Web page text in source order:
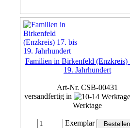
Familien in Birkenfeld (Enzkreis)
19. Jahrhundert
Art-Nr. CSB-00431
versandfertig in
Werktage
Exemplar